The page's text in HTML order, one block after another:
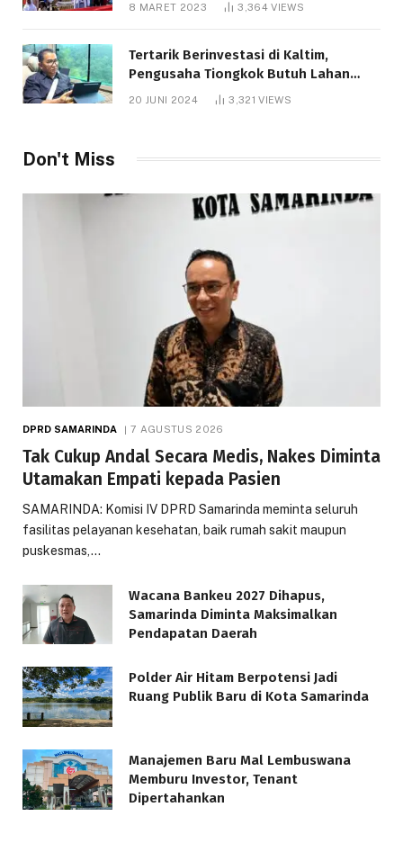
8 MARET 2023 3,364VIEWS
Tertarik Berinvestasi di Kaltim,
Pengusaha Tiongkok Butuh Lahan
1.000 Hektare
20 JUNI 2024 3,321VIEWS
Don't Miss
DPRD SAMARINDA 7 AGUSTUS 2026
Tak Cukup Andal Secara Medis, Nakes Diminta
Utamakan Empati kepada Pasien
SAMARINDA: Komisi IV DPRD Samarinda meminta seluruh
fasilitas pelayanan kesehatan, baik rumah sakit maupun
puskesmas,…
Wacana Bankeu 2027 Dihapus,
Samarinda Diminta Maksimalkan
Pendapatan Daerah
Polder Air Hitam Berpotensi Jadi
Ruang Publik Baru di Kota Samarinda
Manajemen Baru Mal Lembuswana
Memburu Investor, Tenant
Dipertahankan